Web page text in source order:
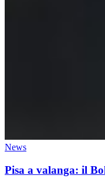
News
Pisa a valanga: il